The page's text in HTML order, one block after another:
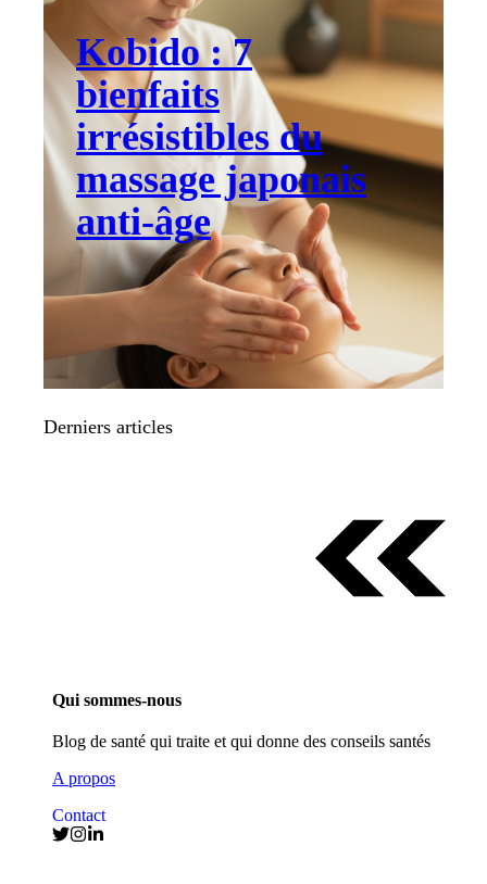
Kobido : 7
bienfaits
irrésistibles du
massage japonais
anti-âge
Derniers articles
Qui sommes-nous
Blog de santé qui traite et qui donne des conseils santés
A propos
Contact